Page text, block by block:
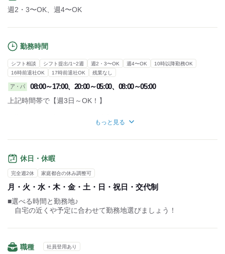
週2・3〜OK、週4〜OK
勤務時間
シフト相談 シフト提出/1~2週 週2・3〜OK 週4〜OK
10時以降勤務OK
16時前退社OK
17時前退社OK 残業なし
ア・パ 08:00～17:00、20:00～05:00、08:00～05:00
上記時間帯で【週3日～OK！】
※勤務日数や時間に関しては応相談ですので、
ご希望があればお伝えください。
【1勤務のタイムスケジュール】
＊日勤の場合
8：00
↓ 勤務（4時間）
12：00
↓ 休憩（1時間）
17：00
もっと見る
休日・休暇
完全週2休 家庭都合の休み調整可
月・火・水・木・金・土・日・祝日・交代制
■選べる時間と勤務地♪
自宅の近くや予定に合わせて勤務地選びましょう！
職種 社員登用あり